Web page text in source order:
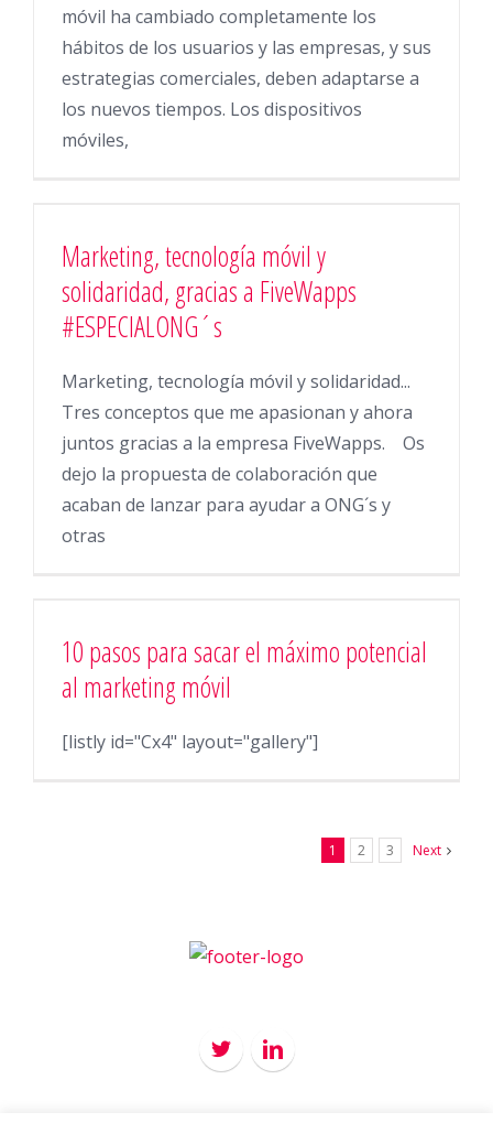
móvil ha cambiado completamente los
hábitos de los usuarios y las empresas, y sus
estrategias comerciales, deben adaptarse a
los nuevos tiempos. Los dispositivos
móviles,
Marketing, tecnología móvil y
solidaridad, gracias a FiveWapps
#ESPECIALONG´s
Marketing, tecnología móvil y solidaridad...
Tres conceptos que me apasionan y ahora
juntos gracias a la empresa FiveWapps. Os
dejo la propuesta de colaboración que
acaban de lanzar para ayudar a ONG´s y
otras
10 pasos para sacar el máximo potencial
al marketing móvil
[listly id="Cx4" layout="gallery"]
1 2 3 Next